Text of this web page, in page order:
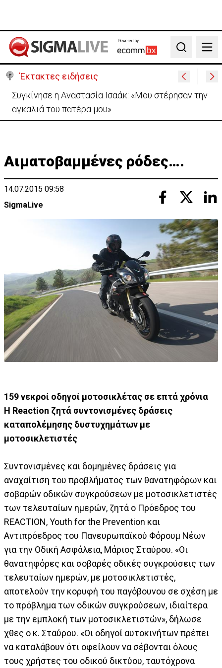
Powered by:
Search
Έκτακτες ειδήσεις
Μεγάλο πακέτο όπλων από Τουρκία προς Ουκρανία
-Κίνηση με μήνυμα προς Μόσχα;
Αιματοβαμμένες ρόδες….
14.07.2015 09:58
SigmaLive
159 νεκροί οδηγοί μοτοσικλέτας σε επτά χρόνια
Η Reaction ζητά συντονισμένες δράσεις
καταπολέμησης δυστυχημάτων με
μοτοσικλετιστές
Συντονισμένες και δομημένες δράσεις για
αναχαίτιση του προβλήματος των θανατηφόρων και
σοβαρών οδικών συγκρούσεων με μοτοσικλετιστές
των τελευταίων ημερών, ζητά ο Πρόεδρος του
REACTION, Youth for the Prevention και
Αντιπρόεδρος του Πανευρωπαϊκού Φόρουμ Νέων
για την Οδική Ασφάλεια, Μάριος Σταύρου. «Οι
θανατηφόρες και σοβαρές οδικές συγκρούσεις των
τελευταίων ημερών, με μοτοσικλετιστές,
αποτελούν την κορυφή του παγόβουνου σε σχέση με
το πρόβλημα των οδικών συγκρούσεων, ιδιαίτερα
με την εμπλοκή των μοτοσικλετιστών», δήλωσε
χθες ο κ. Σταύρου. «Οι οδηγοί αυτοκινήτων πρέπει
να καταλάβουν ότι οφείλουν να σέβονται όλους
τους χρήστες του οδικού δικτύου, ταυτόχρονα